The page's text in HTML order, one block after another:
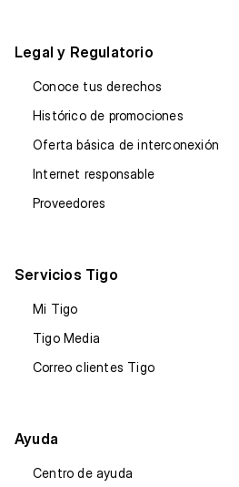
Legal y Regulatorio
Conoce tus derechos
Histórico de promociones
Oferta básica de interconexión
Internet responsable
Proveedores
Servicios Tigo
Mi Tigo
Tigo Media
Correo clientes Tigo
Ayuda
Centro de ayuda